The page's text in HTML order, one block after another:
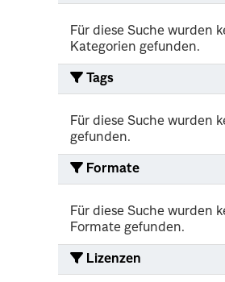
Für diese Suche wurden
Kategorien gefunden.
Tags
Für diese Suche wurden
gefunden.
Formate
Für diese Suche wurden
Formate gefunden.
Lizenzen